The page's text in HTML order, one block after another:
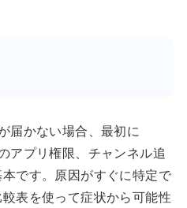
届かない場合、最初に
アプリ権限、チャンネル追
です。原因がすぐに特定で
表を使って症状から可能性